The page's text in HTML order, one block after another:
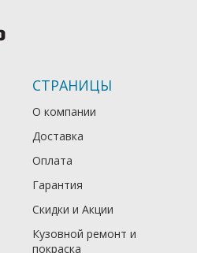
СТРАНИЦЫ
О компании
Доставка
Оплата
Гарантия
Скидки и Акции
Кузовной ремонт и
покраска